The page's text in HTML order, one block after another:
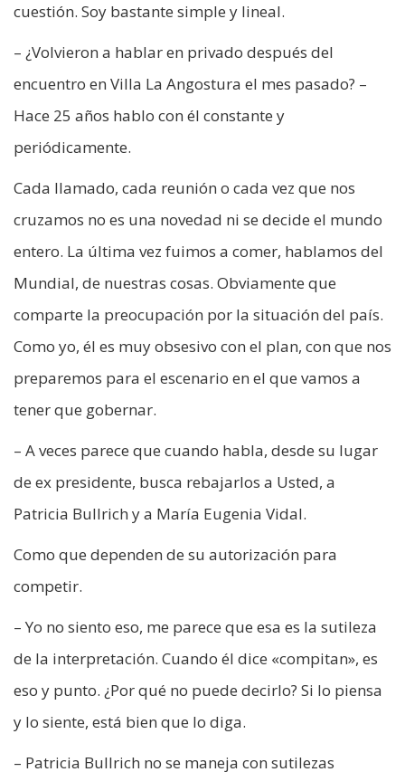
cuestión. Soy bastante simple y lineal.
– ¿Volvieron a hablar en privado después del
encuentro en Villa La Angostura el mes pasado? –
Hace 25 años hablo con él constante y
periódicamente.
Cada llamado, cada reunión o cada vez que nos
cruzamos no es una novedad ni se decide el mundo
entero. La última vez fuimos a comer, hablamos del
Mundial, de nuestras cosas. Obviamente que
comparte la preocupación por la situación del país.
Como yo, él es muy obsesivo con el plan, con que nos
preparemos para el escenario en el que vamos a
tener que gobernar.
– A veces parece que cuando habla, desde su lugar
de ex presidente, busca rebajarlos a Usted, a
Patricia Bullrich y a María Eugenia Vidal.
Como que dependen de su autorización para
competir.
– Yo no siento eso, me parece que esa es la sutileza
de la interpretación. Cuando él dice «compitan», es
eso y punto. ¿Por qué no puede decirlo? Si lo piensa
y lo siente, está bien que lo diga.
– Patricia Bullrich no se maneja con sutilezas